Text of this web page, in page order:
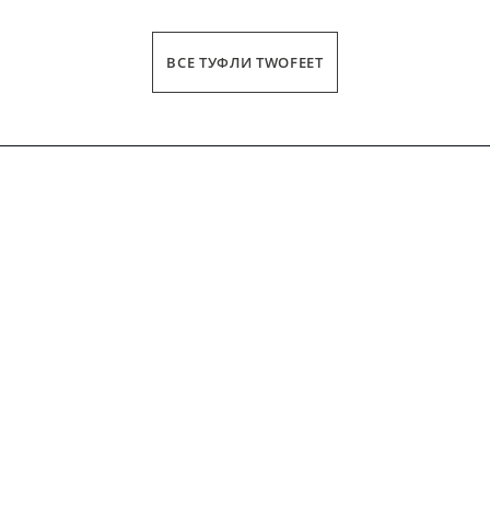
ВСЕ ТУФЛИ TWOFEET